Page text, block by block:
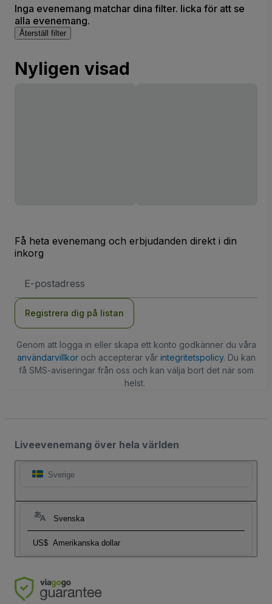
Inga evenemang matchar dina filter. licka för att se
alla evenemang.
Återställ filter
Nyligen visad
Få heta evenemang och erbjudanden direkt i din
inkorg
postadress
Registrera dig på listan
Genom att logga in eller skapa ett konto godkänner du våra
användarvillkoroch accepterar vår integritetspolicy. Du kan
få SMS-aviseringar från oss och kan välja bort det när som
helst.
Liveevenemang över hela världen
Sverige
Svenska
US$ Amerikanska dollar